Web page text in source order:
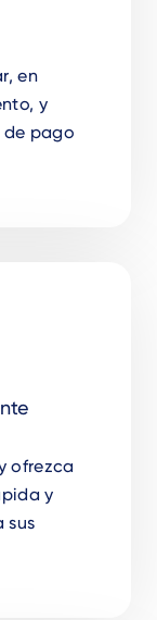
en
y
pago
ofrezca
y
sus